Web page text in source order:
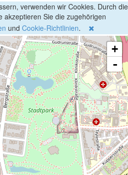
verwenden wir Cookies. Durch die
akzeptieren Sie die zugehörigen
und Cookie-Richtlinien.
+
-